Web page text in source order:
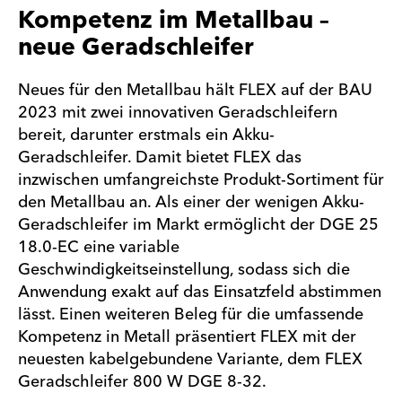
Kompetenz im Metallbau –
neue Geradschleifer
Neues für den Metallbau hält FLEX auf der BAU
2023 mit zwei innovativen Geradschleifern
bereit, darunter erstmals ein Akku-
Geradschleifer. Damit bietet FLEX das
inzwischen umfangreichste Produkt-Sortiment für
den Metallbau an. Als einer der wenigen Akku-
Geradschleifer im Markt ermöglicht der DGE 25
18.0-EC eine variable
Geschwindigkeitseinstellung, sodass sich die
Anwendung exakt auf das Einsatzfeld abstimmen
lässt. Einen weiteren Beleg für die umfassende
Kompetenz in Metall präsentiert FLEX mit der
neuesten kabelgebundene Variante, dem FLEX
Geradschleifer 800 W DGE 8-32.